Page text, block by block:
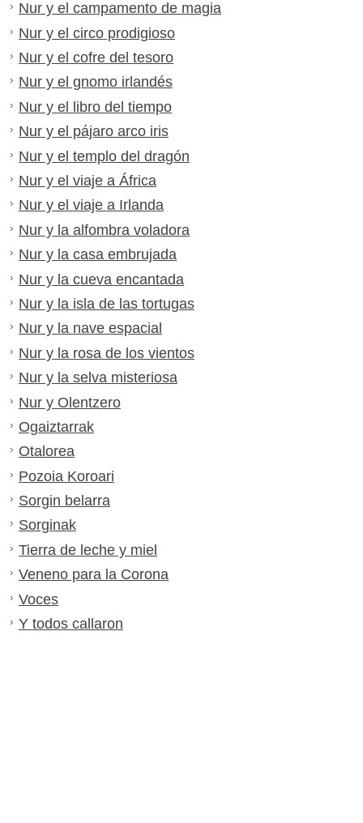
Nur y el campamento de magia
Nur y el circo prodigioso
Nur y el cofre del tesoro
Nur y el gnomo irlandés
Nur y el libro del tiempo
Nur y el pájaro arco iris
Nur y el templo del dragón
Nur y el viaje a África
Nur y el viaje a Irlanda
Nur y la alfombra voladora
Nur y la casa embrujada
Nur y la cueva encantada
Nur y la isla de las tortugas
Nur y la nave espacial
Nur y la rosa de los vientos
Nur y la selva misteriosa
Nur y Olentzero
Ogaiztarrak
Otalorea
Pozoia Koroari
Sorgin belarra
Sorginak
Tierra de leche y miel
Veneno para la Corona
Voces
Y todos callaron